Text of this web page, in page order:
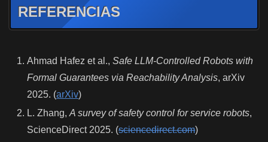
REFERENCIAS
Ahmad Hafez et al.,Safe LLM-Controlled Robots with
Formal Guarantees via Reachability Analysis, arXiv
2025. (arXiv)
L. Zhang,A survey of safety control for service robots,
ScienceDirect 2025. (sciencedirect.com)